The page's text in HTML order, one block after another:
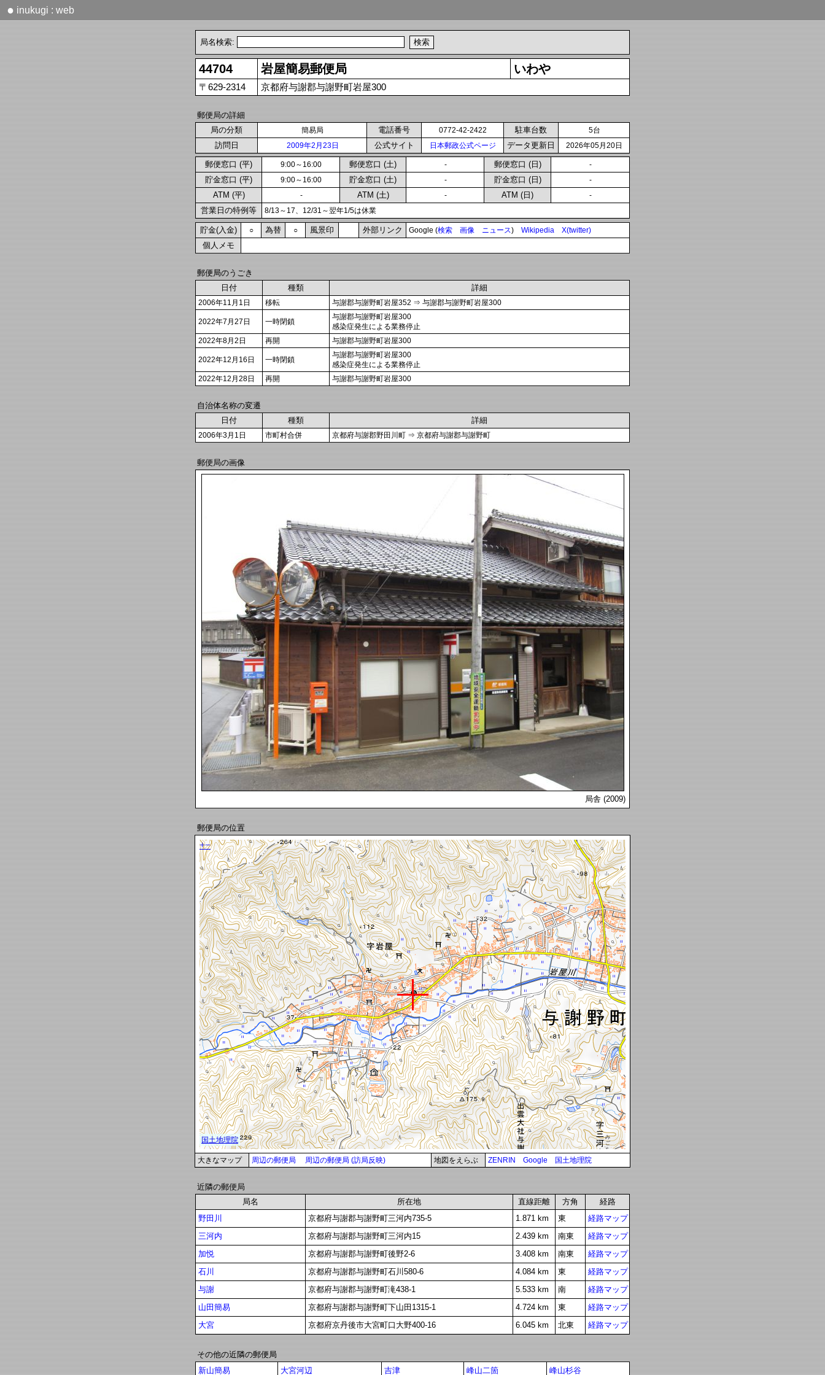
● inukugi : web
局名検索:
44704 岩屋簡易郵便局 いわや
〒629-2314 京都府与謝郡与謝野町岩屋300
郵便局の詳細
局の分類
簡易局 電話番号 0772-42-2422 駐車台数 5台
訪問日 2009年2月23日 公式サイト 日本郵政公式ページ データ更新日 2026年05月20日
郵便窓口 (平) 9:00～16:00 郵便窓口 (土) - 郵便窓口 (日) -
貯金窓口 (平) 9:00～16:00 貯金窓口 (土) - 貯金窓口 (日) -
ATM (平) - ATM (土) - ATM (日) -
営業日の特例等 8/13～17、12/31～翌年1/5は休業
貯金(入金) ○ 為替 ○ 風景印 外部リンク Google (検索 画像 ニュース) Wikipedia X(twitter)
個人メモ
郵便局のうごき
日付
種類 詳細
2006年11月1日 移転 与謝郡与謝野町岩屋352 ⇒ 与謝郡与謝野町岩屋300
2022年7月27日 一時閉鎖
与謝郡与謝野町岩屋300
感染症発生による業務停止
2022年8月2日
再開 与謝郡与謝野町岩屋300
2022年12月16日 一時閉鎖
与謝郡与謝野町岩屋300
感染症発生による業務停止
2022年12月28日
再開 与謝郡与謝野町岩屋300
自治体名称の変遷
日付
種類 詳細
2006年3月1日 市町村合併 京都府与謝郡野田川町 ⇒ 京都府与謝郡与謝野町
郵便局の画像
局舎 (2009)
郵便局の位置
大きなマップ 周辺の郵便局 周辺の郵便局 (訪局反映) 地図をえらぶ ZENRIN Google 国土地理院
近隣の郵便局
局名
所在地 直線距離 方角
経路
野田川
京都府与謝郡与謝野町三河内735-5 1.871 km 東
経路マップ
三河内
京都府与謝郡与謝野町三河内15 2.439 km 南東
経路マップ
加悦
京都府与謝郡与謝野町後野2-6 3.408 km 南東
経路マップ
石川
京都府与謝郡与謝野町石川580-6 4.084 km 東
経路マップ
与謝
京都府与謝郡与謝野町滝438-1 5.533 km 南
経路マップ
山田簡易
京都府与謝郡与謝野町下山田1315-1 4.724 km 東
経路マップ
大宮
京都府京丹後市大宮町口大野400-16 6.045 km 北東 経路マップ
その他の近隣の郵便局
新山簡易
大宮河辺 吉津 峰山二箇 峰山杉谷